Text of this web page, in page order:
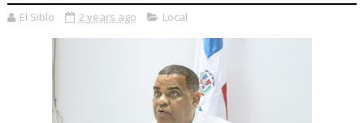
El Siblo 2 years ago Local